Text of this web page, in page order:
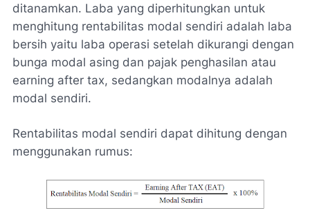
ditanamkan. Laba yang diperhitungkan untuk
menghitung rentabilitas modal sendiri adalah laba
bersih yaitu laba operasi setelah dikurangi dengan
bunga modal asing dan pajak penghasilan atau
earning after tax, sedangkan modalnya adalah
modal sendiri.
Rentabilitas modal sendiri dapat dihitung dengan
menggunakan rumus: